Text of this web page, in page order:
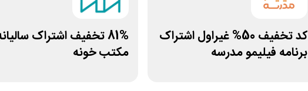
کد تخفیف 50% غیراول اشتراک
برنامه فیلیمو مدرسه
81% تخفیف اشتراک
مکتب خونه